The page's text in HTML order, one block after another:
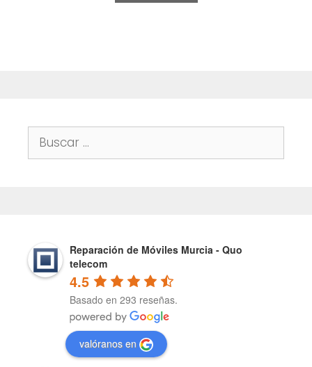
Buscar:
Reparación de Móviles Murcia - Quo
telecom
4.5
Basado en 293 reseñas.
valóranos en